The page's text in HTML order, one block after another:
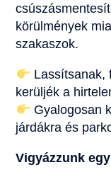
körülmények
szakaszok.
Lassítsanak,
kerüljék a
Gyalogosan
járdákra és
Vigyázzunk